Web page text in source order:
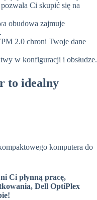
Ci skupić się na
obudowa zajmuje
2.0 chroni Twoje dane
w konfiguracji i obsłudze.
to idealny
komputera do
Ci płynną pracę,
Dell OptiPlex